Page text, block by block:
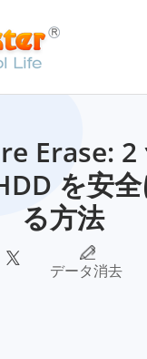
Erase: 2
を安
る方法
データ消去